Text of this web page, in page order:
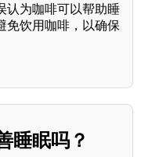
认为咖啡可以帮助睡
免饮用咖啡，以确保
睡眠吗？